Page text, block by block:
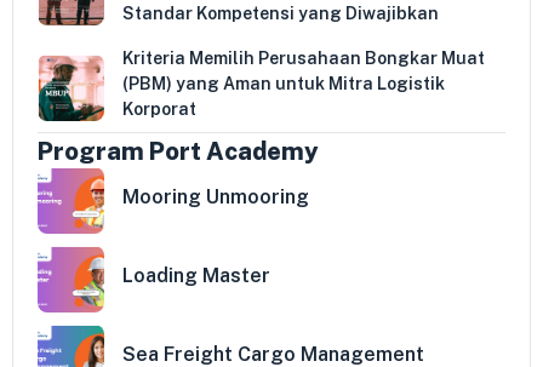
Standar Kompetensi yang Diwajibkan
Kriteria Memilih Perusahaan Bongkar Muat
(PBM) yang Aman untuk Mitra Logistik
Korporat
Program Port Academy
Mooring Unmooring
Loading Master
Sea Freight Cargo Management